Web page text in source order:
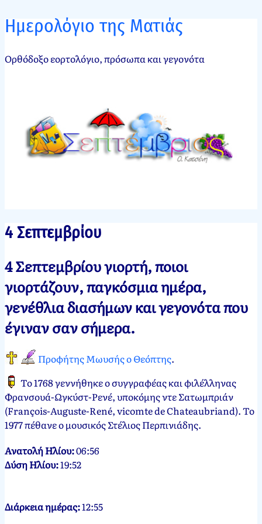
Ημερολόγιο της Ματιάς
Ορθόδοξο εορτολόγιο, πρόσωπα και γεγονότα
4 Σεπτεμβρίου
Νεκτάριος
Παπασπύρου
Σεπτεμβρίου,
20125
Σεπτεμβρίου,
2024
4 Σεπτεμβρίου γιορτή, ποιοι
γιορτάζουν, παγκόσμια ημέρα,
γενέθλια διασήμων και γεγονότα που
έγιναν σαν σήμερα.
Προφήτης Μωυσής ο Θεόπτης.
Το 1768 γεννήθηκε ο συγγραφέας και φιλέλληνας
Φρανσουά-Ωγκύστ-Ρενέ, υποκόμης ντε Σατωμπριάν
(François-Auguste-René, vicomte de Chateaubriand). Το
1977 πέθανε ο μουσικός Στέλιος Περπινιάδης.
Ανατολή Ηλίου:06:56
Δύση Ηλίου:19:52
Διάρκεια ημέρας:12:55